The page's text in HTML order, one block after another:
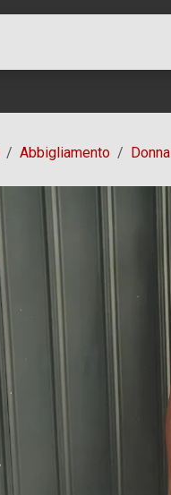
Abbigliamento Donna